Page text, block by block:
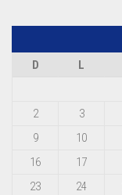
D
L
2
3
9
10
16
17
23
24